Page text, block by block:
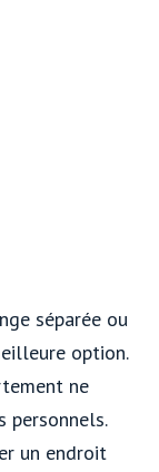
séparée ou
option.
ne
personnels.
un endroit